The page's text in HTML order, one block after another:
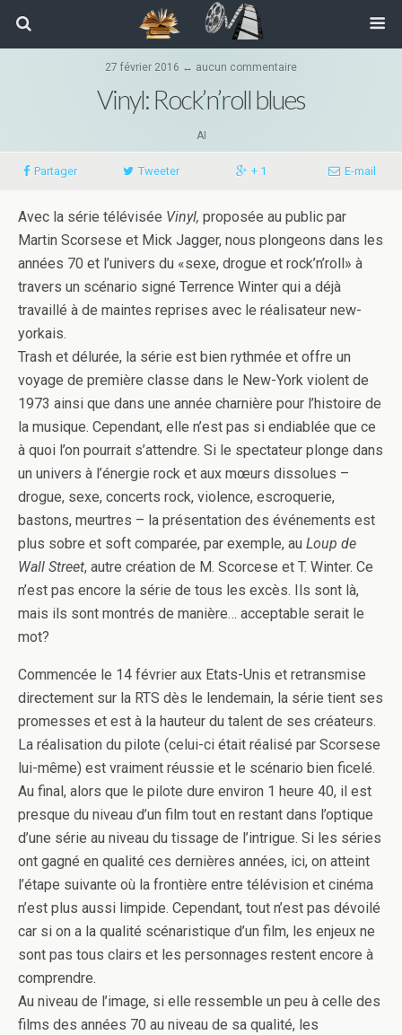
27 février 2016 ↔ aucun commentaire
Vinyl: Rock’n’roll blues
AI
Partager Tweeter + 1 E-mail
Avec la série télévisée Vinyl, proposée au public par
Martin Scorsese et Mick Jagger, nous plongeons dans les
années 70 et l’univers du «sexe, drogue et rock’n’roll» à
travers un scénario signé Terrence Winter qui a déjà
travaillé à de maintes reprises avec le réalisateur new-
yorkais.
Trash et délurée, la série est bien rythmée et offre un
voyage de première classe dans le New-York violent de
1973 ainsi que dans une année charnière pour l’histoire de
la musique. Cependant, elle n’est pas si endiablée que ce
à quoi l’on pourrait s’attendre. Si le spectateur plonge dans
un univers à l’énergie rock et aux mœurs dissolues –
drogue, sexe, concerts rock, violence, escroquerie,
bastons, meurtres – la présentation des événements est
plus sobre et soft comparée, par exemple, au Loup de
Wall Street, autre création de M. Scorcese et T. Winter. Ce
n’est pas encore la série de tous les excès. Ils sont là,
mais ils sont montrés de manière… acceptable serait le
mot?
Commencée le 14 février aux Etats-Unis et retransmise
directement sur la RTS dès le lendemain, la série tient ses
promesses et est à la hauteur du talent de ses créateurs.
La réalisation du pilote (celui-ci était réalisé par Scorsese
lui-même) est vraiment réussie et le scénario bien ficelé.
Au final, alors que le pilote dure environ 1 heure 40, il est
presque du niveau d’un film tout en restant dans l’optique
d’une série au niveau du tissage de l’intrigue. Si les séries
ont gagné en qualité ces dernières années, ici, on atteint
l’étape suivante où la frontière entre télévision et cinéma
n’est plus aussi limpide. Cependant, tout n’est pas dévoilé
car si on a la qualité scénaristique d’un film, les enjeux ne
sont pas tous clairs et les personnages restent encore à
comprendre.
Au niveau de l’image, si elle ressemble un peu à celle des
films des années 70 au niveau de sa qualité, les